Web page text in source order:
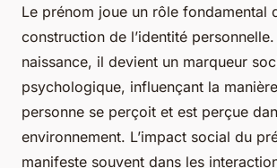
Le prénom joue un rôle fondamental
construction de l’identité
naissance, il devient un marqueur
psychologique, influençant la
personne se perçoit et est perçue
environnement. L’impact social du
manifeste souvent dans les